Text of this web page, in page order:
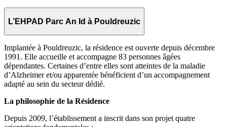
L’EHPAD Parc An Id à Pouldreuzic
Implantée à Pouldreuzic, la résidence est ouverte depuis décembre
1991. Elle accueille et accompagne 83 personnes âgées
dépendantes. Certaines d’entre elles sont atteintes de la maladie
d’Alzheimer et/ou apparentée bénéficient d’un accompagnement
adapté au sein du secteur dédié.
La philosophie de la Résidence
Depuis 2009, l’établissement a inscrit dans son projet quatre